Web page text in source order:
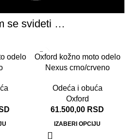
se svideti …
odelo
Oxford kožno moto odelo
Nexus crno/crveno
Odeća i obuća
Oxford
61.500,00 RSD
IZABERI OPCIJU